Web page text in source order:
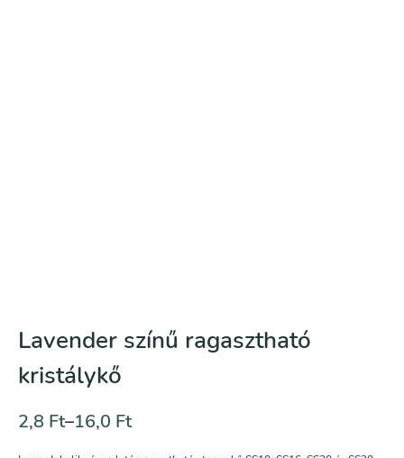
Lavender színű ragasztható
kristálykő
2,8 Ft–16,0 Ft